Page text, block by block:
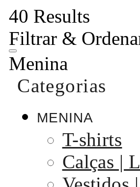
40 Results
Filtrar &
Menina
Categorias
MENINA
T-shirts
Calças |